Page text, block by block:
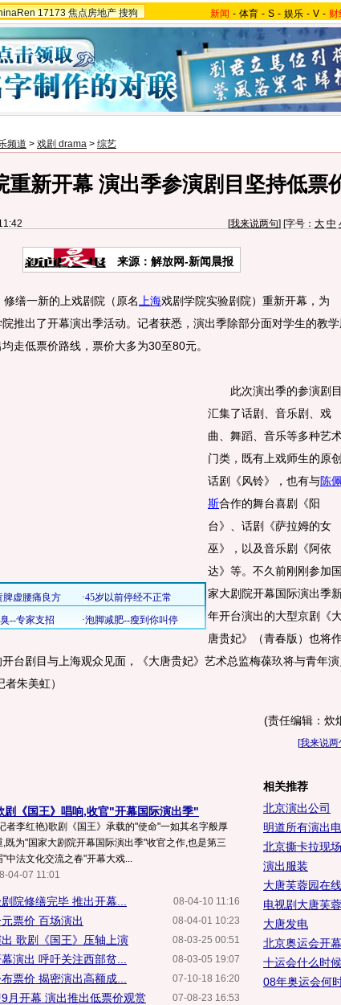
17173 焦点房地产 搜狗 新闻 - 体育 - S - 娱乐 - V - 财
频道 > 戏剧 drama > 综艺
重新开幕 演出季参演剧目坚持低票
[我来说两句] [字号： 大 中
来源：解放网-新闻晨报
缮一新的上戏剧院（原名 上海戏剧学院实验剧院）重新开幕，为
推出了开幕演出季活动。记者获悉，演出季除部分面对学生的教学
走低票价路线，票价大多为30至80元。
此次演出季的参演剧目
汇集了话剧、音乐剧、戏
曲、舞蹈、音乐等多种艺
门类，既有上戏师生的原创
话剧《风铃》，也有与陈
斯合作的舞台喜剧《阳
台》、话剧《萨拉姆的女
巫》，以及音乐剧《阿依
达》等。不久前刚刚参加国
家大剧院开幕国际演出季
年开台演出的大型京剧《
唐贵妃》（青春版）也将
台剧目与上海观众见面，《大唐贵妃》艺术总监梅葆玖将与青年演
朱美虹）
(责任编辑：炊
[我来说两
剧《国王》唱响,收官"开幕国际演出季"
者李红艳)歌剧《国王》承载的"使命"一如其名字般厚
,既为"国家大剧院开幕国际演出季"收官之作,也是第三
"中法文化交流之春"开幕大戏...
04-07 11:01
08-04-10 11:16
院修缮完毕 推出开幕...
08-04-01 10:23
元票价 百场演出
08-03-25 00:51
歌剧《国王》压轴上演
08-03-05 19:07
演出 呼吁关注西部贫...
07-10-18 16:20
票价 揭密演出高额成...
07-08-23 16:53
月开幕 演出推出低票价观赏
相关推荐
北京演出公司
明道所有演出
北京撕卡拉现
演出服装
大唐芙蓉园在
电视剧大唐芙
大唐发电
北京奥运会开
十运会什么时
08年奥运会何